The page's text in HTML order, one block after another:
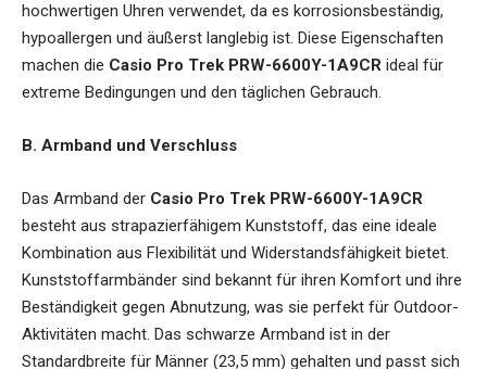
hochwertigen Uhren verwendet, da es korrosionsbeständig,
hypoallergen und äußerst langlebig ist. Diese Eigenschaften
machen die Casio Pro Trek PRW-6600Y-1A9CR ideal für
extreme Bedingungen und den täglichen Gebrauch.
B. Armband und Verschluss
Das Armband der Casio Pro Trek PRW-6600Y-1A9CR
besteht aus strapazierfähigem Kunststoff, das eine ideale
Kombination aus Flexibilität und Widerstandsfähigkeit bietet.
Kunststoffarmbänder sind bekannt für ihren Komfort und ihre
Beständigkeit gegen Abnutzung, was sie perfekt für Outdoor-
Aktivitäten macht. Das schwarze Armband ist in der
Standardbreite für Männer (23,5 mm) gehalten und passt sich